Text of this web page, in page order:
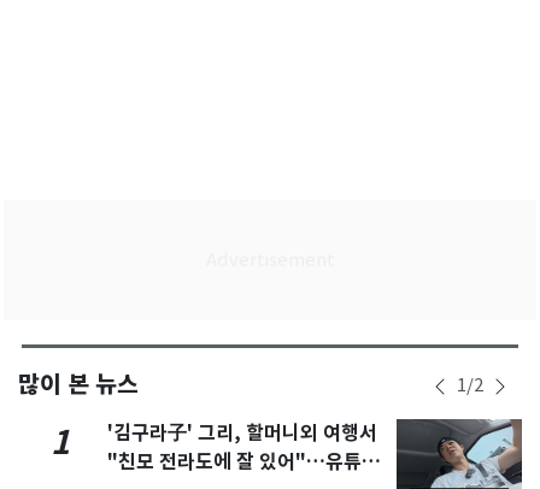
많이 본 뉴스 1/2
1
'김구라子' 그리, 할머니외 여행서
"친모 전라도에 잘 있어"…유튜브